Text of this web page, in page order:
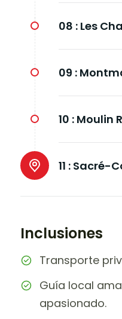
08 : Les
09 :
10 : Moulin
11 : Sacré-
Inclusiones
Transporte
Guía local
apasionado.